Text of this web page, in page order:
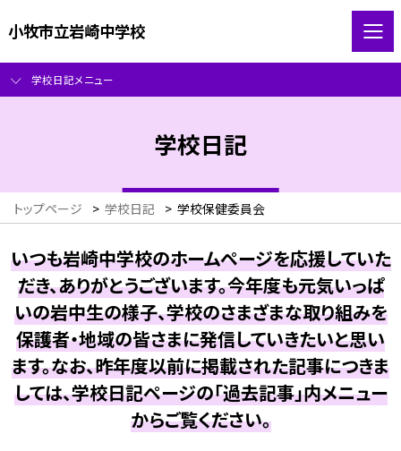
小牧市立岩崎中学校
学校日記メニュー
学校日記
トップページ > 学校日記 > 学校保健委員会
いつも岩崎中学校のホームページを応援していた
だき、ありがとうございます。今年度も元気いっぱ
いの岩中生の様子、学校のさまざまな取り組みを
保護者・地域の皆さまに発信していきたいと思い
ます。なお、昨年度以前に掲載された記事につきま
しては、学校日記ページの「過去記事」内メニュー
からご覧ください。